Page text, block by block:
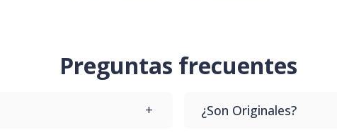
Preguntas frecuentes
¿Son Originales?